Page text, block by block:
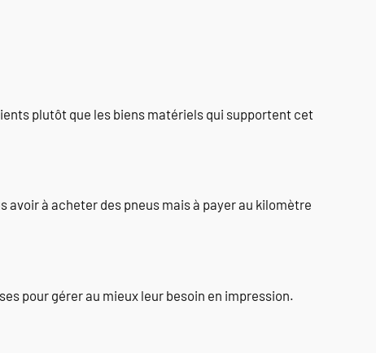
plutôt que les biens matériels qui supportent cet
avoir à acheter des pneus mais à payer au kilomètre
pour gérer au mieux leur besoin en impression.